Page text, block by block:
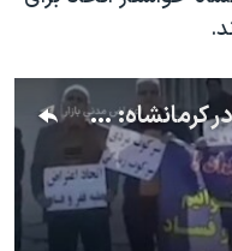
تجمع اعتراضی بازنشستگان در کرمانشاه: «معلم زندانی آزاد باید گردد»
No media